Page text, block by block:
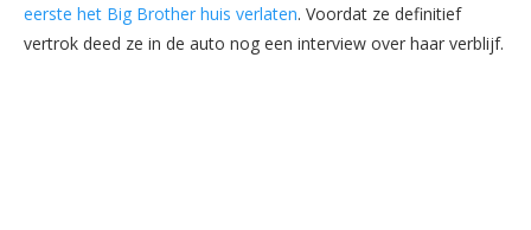
eerste het Big Brother huis verlaten. Voordat ze definitief
vertrok deed ze in de auto nog een interview over haar verblijf.